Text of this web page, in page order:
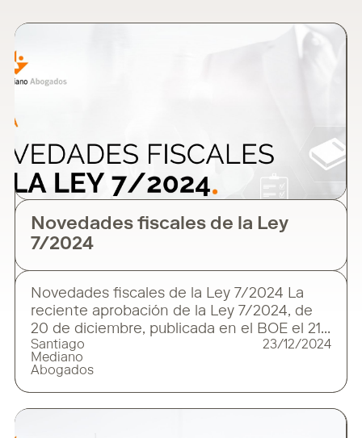
Novedades fiscales de la Ley
7/2024
Novedades fiscales de la Ley 7/2024 La
reciente aprobación de la Ley 7/2024, de
20 de diciembre, publicada en el BOE el 21
de diciembre de 2024, trae consigo
cambios significativos en el sistema
Santiago
Mediano
Abogados
23/12/2024